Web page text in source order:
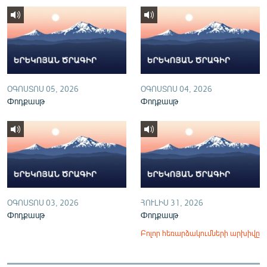
English
Русский
ՀԵՏԵՎԵՔ ՄԵԶ
«Ազատության» բոլոր կայքերը
ՕԳՈՍՏՈՍ 05, 2026
Փոդքասթ
ՕԳՈՍՏՈՍ 04, 2026
Փոդքասթ
ՕԳՈՍՏՈՍ 03, 2026
Փոդքասթ
ՀՈՒԼԻՍ 31, 2026
Փոդքասթ
Բոլոր հեռարձակումների արխիվը